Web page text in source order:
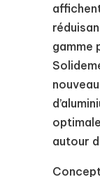
gamme
autour